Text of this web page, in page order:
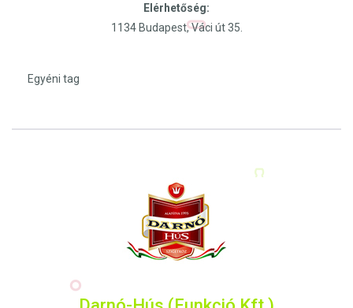
Elérhetőség:
1134 Budapest, Váci út 35.
Egyéni tag